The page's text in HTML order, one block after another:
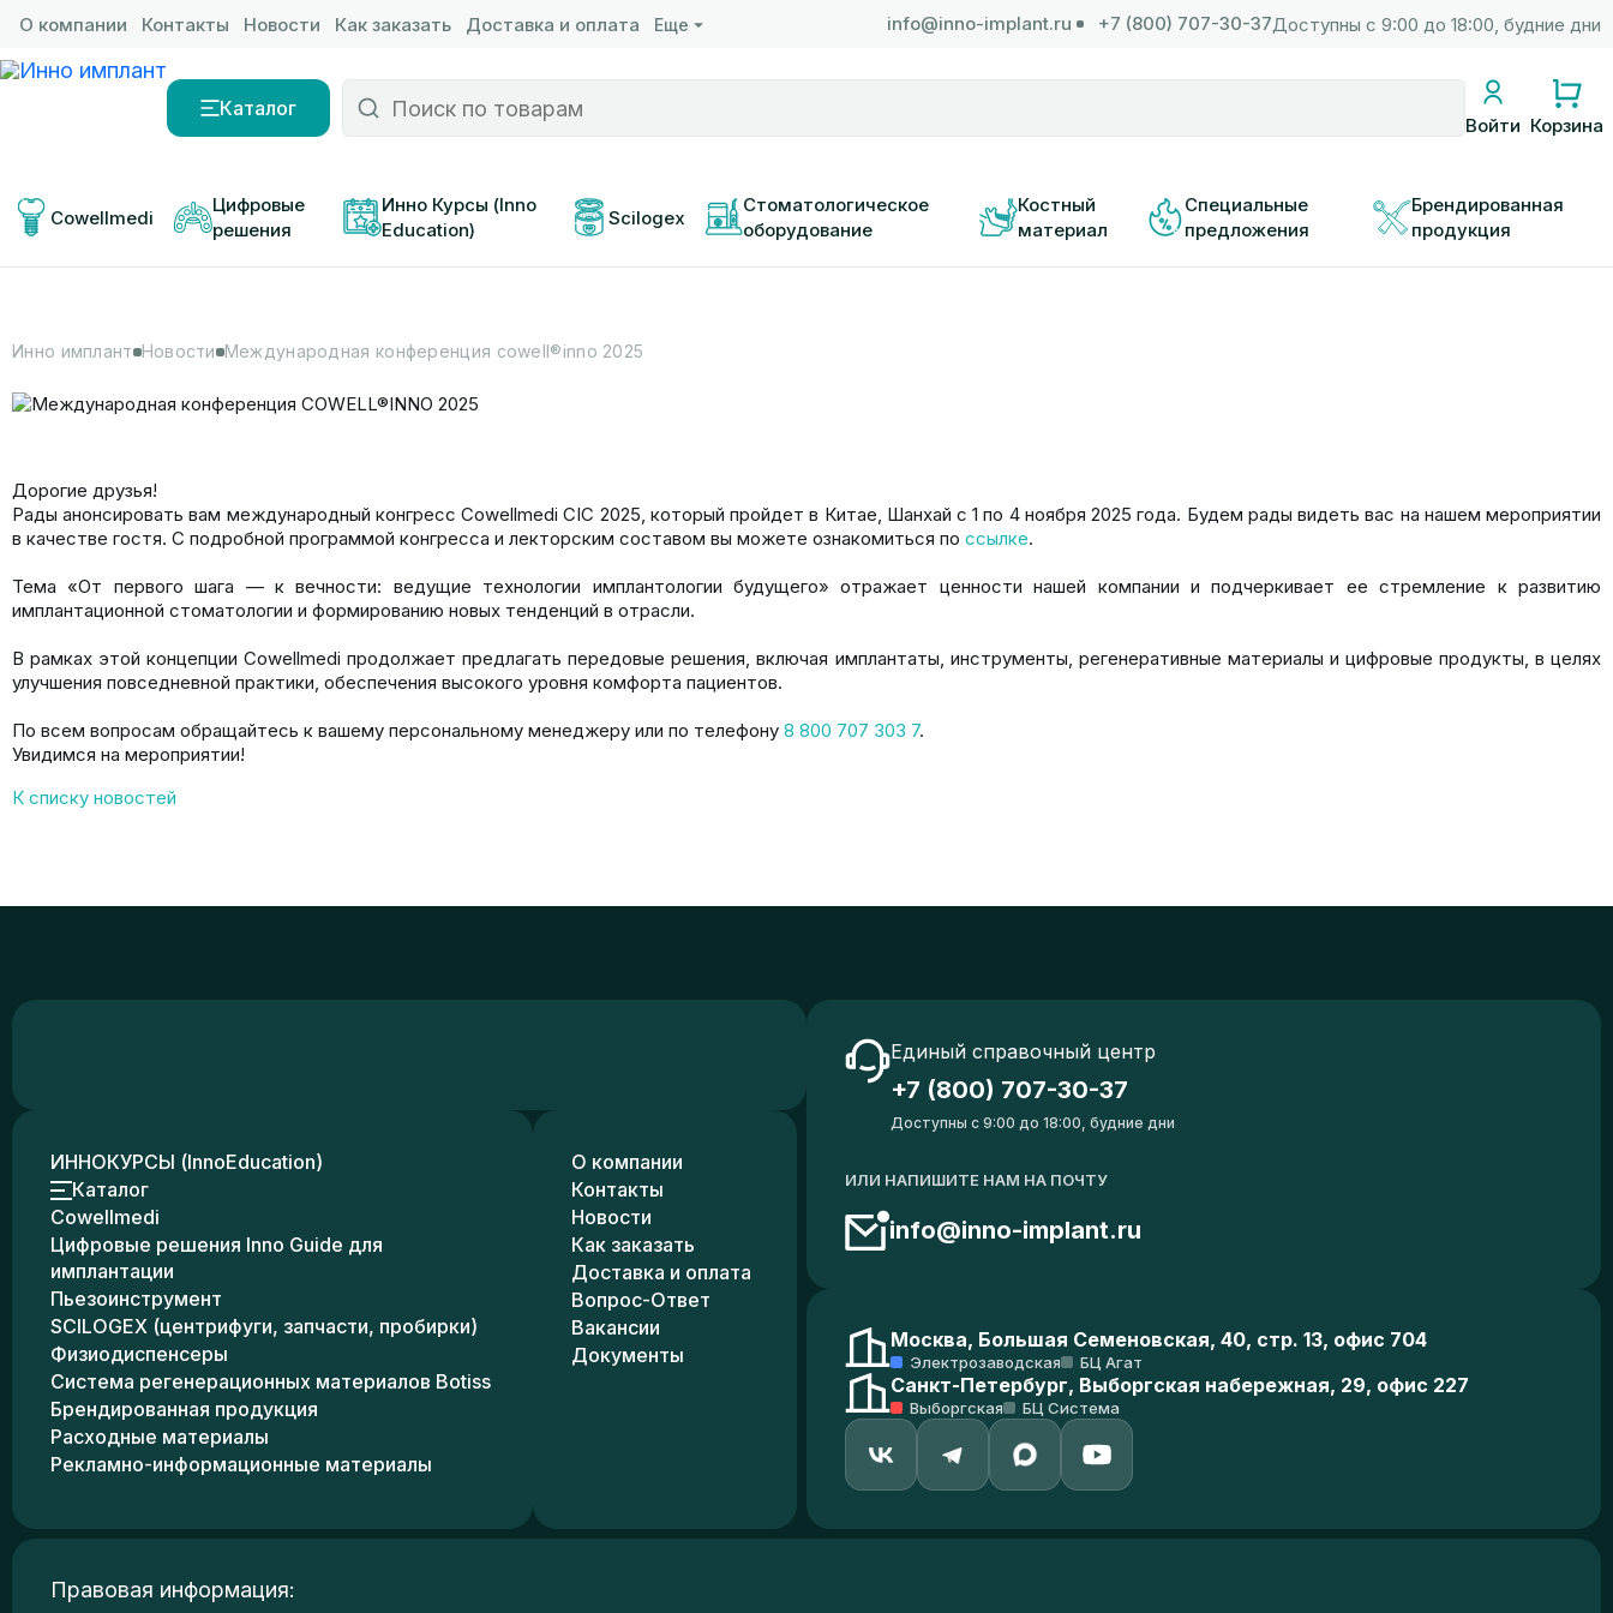
О компании Контакты Новости Как заказать Доставка и оплата Еще info@inno-implant.ru +7 (800) 707-30-37Доступны с 9:00 до 18:00, будние дни
Каталог
Войти Корзина
Cowellmedi
Цифровые
решения
Инно Курсы (Inno
Education)
Scilogex
Стоматологическое
оборудование
Костный
материал
Специальные
предложения
Брендированная
продукция
Инно имплант Новости Международная конференция cowell®inno 2025
Дорогие друзья!
Рады анонсировать вам международный конгресс Cowellmedi CIC 2025, который пройдет в Китае, Шанхай с 1 по 4 ноября 2025 года. Будем рады видеть вас на нашем мероприятии
в качестве гостя. С подробной программой конгресса и лекторским составом вы можете ознакомиться по ссылке.
Тема «От первого шага — к вечности: ведущие технологии имплантологии будущего» отражает ценности нашей компании и подчеркивает ее стремление к развитию
имплантационной стоматологии и формированию новых тенденций в отрасли.
В рамках этой концепции Cowellmedi продолжает предлагать передовые решения, включая имплантаты, инструменты, регенеративные материалы и цифровые продукты, в целях
улучшения повседневной практики, обеспечения высокого уровня комфорта пациентов.
По всем вопросам обращайтесь к вашему персональному менеджеру или по телефону 8 800 707 303 7.
Увидимся на мероприятии!
К списку новостей
ИННОКУРСЫ (InnoEducation)
Каталог
Cowellmedi
Цифровые решения Inno Guide для
имплантации
Пьезоинструмент
SCILOGEX (центрифуги, запчасти, пробирки)
Физиодиспенсеры
Система регенерационных материалов Botiss
Брендированная продукция
Расходные материалы
Рекламно-информационные материалы
О компании
Контакты
Новости
Как заказать
Доставка и оплата
Вопрос-Ответ
Вакансии
Документы
Единый справочный центр
+7 (800) 707-30-37
Доступны с 9:00 до 18:00, будние дни
ИЛИ НАПИШИТЕ НАМ НА ПОЧТУ
info@inno-implant.ru
Москва, Большая Семеновская, 40, стр. 13, офис 704
Электрозаводская БЦ Агат
Санкт-Петербург, Выборгская набережная, 29, офис 227
Выборгская БЦ Система
Правовая информация: